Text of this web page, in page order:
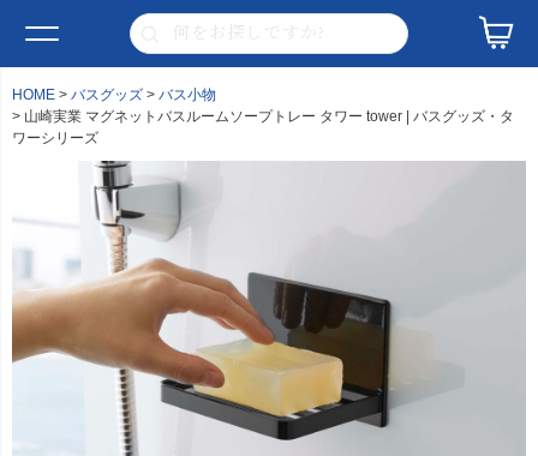
HOME バスグッズ
バス小物
山崎実業 マグネットバスルームソープトレー タワー tower | バスグッズ・タ
ワーシリーズ